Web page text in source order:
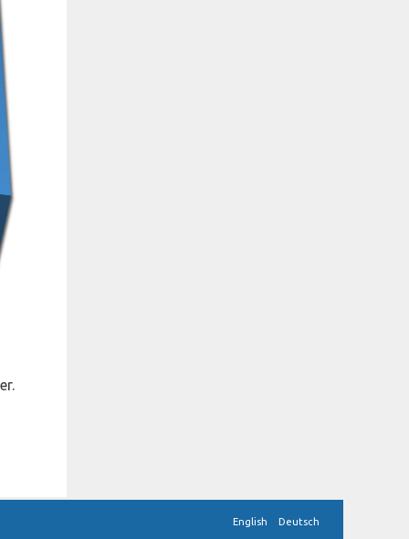
Deutsch
English